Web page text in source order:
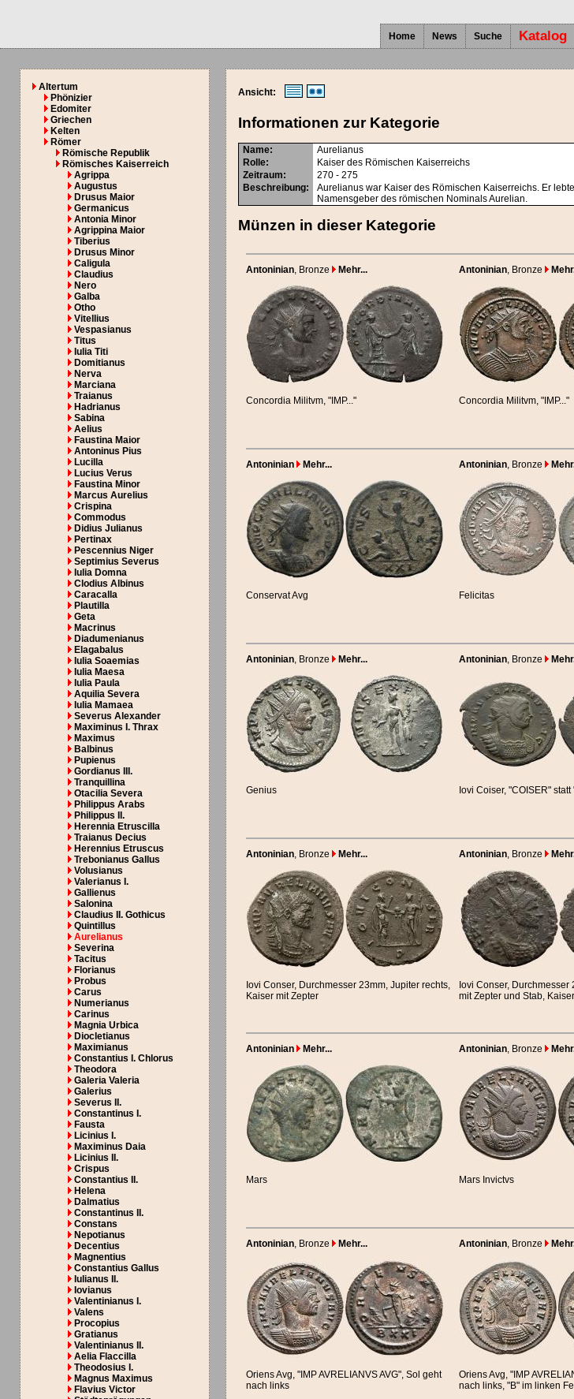
Home News Suche Katalog
Altertum
Phönizier
Edomiter
Griechen
Kelten
Römer
Römische Republik
Römisches Kaiserreich
Agrippa
Augustus
Drusus Maior
Germanicus
Antonia Minor
Agrippina Maior
Tiberius
Drusus Minor
Caligula
Claudius
Nero
Galba
Otho
Vitellius
Vespasianus
Titus
Iulia Titi
Domitianus
Nerva
Marciana
Traianus
Hadrianus
Sabina
Aelius
Faustina Maior
Antoninus Pius
Lucilla
Lucius Verus
Faustina Minor
Marcus Aurelius
Crispina
Commodus
Didius Julianus
Pertinax
Pescennius Niger
Septimius Severus
Iulia Domna
Clodius Albinus
Caracalla
Plautilla
Geta
Macrinus
Diadumenianus
Elagabalus
Iulia Soaemias
Iulia Maesa
Iulia Paula
Aquilia Severa
Iulia Mamaea
Severus Alexander
Maximinus I. Thrax
Maximus
Balbinus
Pupienus
Gordianus III.
Tranquillina
Otacilia Severa
Philippus Arabs
Philippus II.
Herennia Etruscilla
Traianus Decius
Herennius Etruscus
Trebonianus Gallus
Volusianus
Valerianus I.
Gallienus
Salonina
Claudius II. Gothicus
Quintillus
Aurelianus
Severina
Tacitus
Florianus
Probus
Carus
Numerianus
Carinus
Magnia Urbica
Diocletianus
Maximianus
Constantius I. Chlorus
Theodora
Galeria Valeria
Galerius
Severus II.
Constantinus I.
Fausta
Licinius I.
Maximinus Daia
Licinius II.
Crispus
Constantius II.
Helena
Dalmatius
Constantinus II.
Constans
Nepotianus
Decentius
Magnentius
Constantius Gallus
Iulianus II.
Iovianus
Valentinianus I.
Valens
Procopius
Gratianus
Valentinianus II.
Aelia Flaccilla
Theodosius I.
Magnus Maximus
Flavius Victor
Ansicht:
Informationen zur Kategorie
Name:
Aurelianus
Rolle:
Kaiser des Römischen Kaiserreichs
Zeitraum:
270 - 275
Beschreibung:
Aurelianus war Kaiser des Römischen Kaiserreichs. Er
Namensgeber des römischen Nominals Aurelian.
Münzen in dieser Kategorie
Antoninian, Bronze Mehr...
Concordia Militvm, "IMP..."
Antoninian, Bronze
Concordia Militvm, "IMP..."
Antoninian Mehr...
Conservat Avg
Antoninian, Bronze
Felicitas
Antoninian, Bronze Mehr...
Genius
Antoninian, Bronze
Iovi Coiser, "COISER"
Antoninian, Bronze Mehr...
Iovi Conser, Durchmesser 23mm, Jupiter rechts,
Kaiser mit Zepter
Antoninian, Bronze
Iovi Conser, Durchmesser
mit Zepter und Stab,
Antoninian Mehr...
Mars
Antoninian, Bronze
Mars Invictvs
Antoninian, Bronze Mehr...
Oriens Avg, "IMP AVRELIANVS AVG", Sol geht
nach links
Antoninian, Bronze
Oriens Avg, "IMP
nach links, "B" im linken